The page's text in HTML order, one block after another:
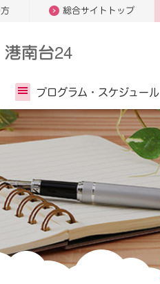
総合サイトトップ
南台24
プログラム・ スケジュール